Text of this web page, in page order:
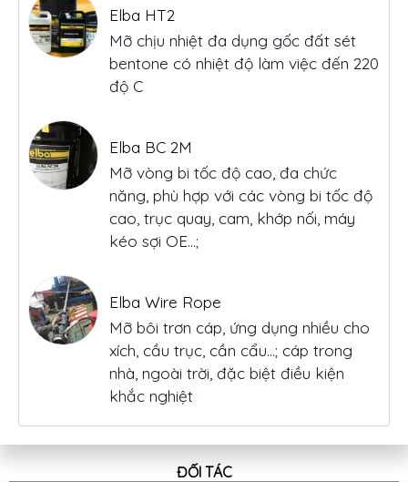
độ C
Elba BC 2M
Mỡ vòng bi tốc độ cao, đa chức
cao, trục quay, cam, khớp nối, máy
kéo sợi OE...;
Elba Wire Rope
Mỡ bôi trơn cáp, ứng dụng nhiều cho
nhà, ngoài trời, đặc biệt điều kiện
khắc nghiệt
ĐỐI TÁC